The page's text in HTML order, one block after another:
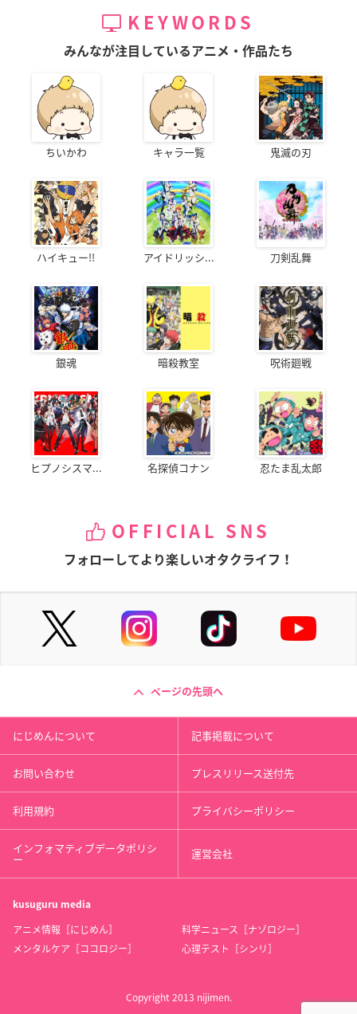
KEYWORDS
みんなが注目しているアニメ・作品たち
ちいかわ キャラ一覧 鬼滅の刃
ハイキュー!! アイドリッシ... 刀剣乱舞
銀魂 暗殺教室 呪術廻戦
ヒプノシスマ... 名探偵コナン 忍たま乱太郎
OFFICIAL SNS
フォローしてより楽しいオタクライフ！
ページの先頭へ
にじめんについて 記事掲載について
お問い合わせ プレスリリース送付先
利用規約 プライバシーポリシー
インフォマティブデータポリシ
ー 運営会社
kusuguru media
アニメ情報［にじめん］
科学ニュース［ナゾロジー］
メンタルケア［ココロジー］
心理テスト［シンリ］
Copyright 2013 nijimen.